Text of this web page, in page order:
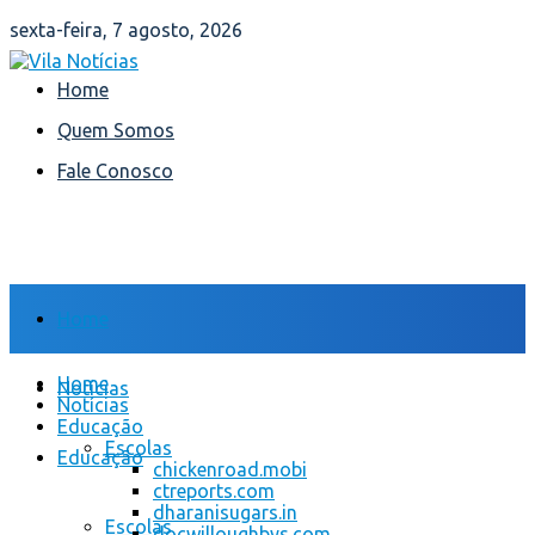
sexta-feira, 7 agosto, 2026
Home
Quem Somos
Fale Conosco
Home
Notícias
Educação
Escolas
Home
Notícias
Educação
Escolas
chickenroad.mobi
ctreports.com
dharanisugars.in